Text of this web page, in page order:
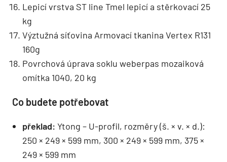
Lepicí vrstva ST line Tmel lepicí a stěrkovací 25
kg
Výztužná síťovina Armovací tkanina Vertex R131
160g
Povrchová úprava soklu weberpas mozaiková
omítka 1040, 20 kg
Co budete potřebovat
překlad: Ytong – U-profil, rozměry (š. × v. × d.):
250 × 249 × 599 mm, 300 × 249 × 599 mm, 375 ×
249 × 599 mm